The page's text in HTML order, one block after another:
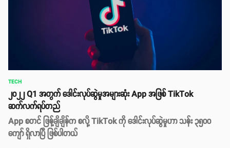
TECH
၂၀၂၂ Q1 အတွက် ဒေါင်းလုပ်ဆွဲမှုအများဆုံး App အဖြစ် TikTok
ဆက်လက်ရပ်တည်
App စတင် ဖြန့်ချိချိန်က စလို့ TikTok ကို ဒေါင်းလုပ်ဆွဲမှုဟာ သန်း ၃၅၀၀
ကျော် ရှိလာပြီ ဖြစ်ပါတယ်